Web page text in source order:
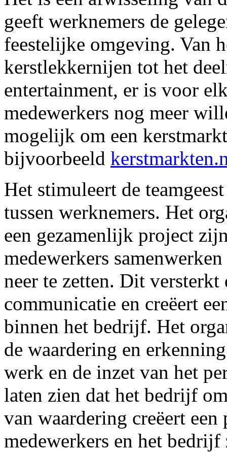
geeft werknemers de
feestelijke omgeving. Van
kerstlekkernijen tot het
entertainment, er is voor
medewerkers nog meer
mogelijk om een
bijvoorbeeld
Het stimuleert de
tussen werknemers. Het
een gezamenlijk project
medewerkers
neer te zetten. Dit
communicatie en creëert
binnen het bedrijf. Het
de waardering en
werk en de inzet van het
laten zien dat het bedrijf
van waardering creëert
medewerkers en het bedrijf